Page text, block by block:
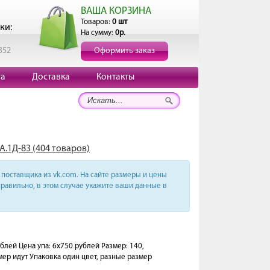
ВАША КОРЗИНА
Товаров: 0 шт
На сумму: 0р.
Оформить заказ
Доставка Контакты
83 (404 товаров)
из vk.com. На сайте размеры и цены
в этом случае укажите ваши данные в
Цена упа: 6х750 рублей Размер: 140,
идут Упаковка один цвет, разные размер